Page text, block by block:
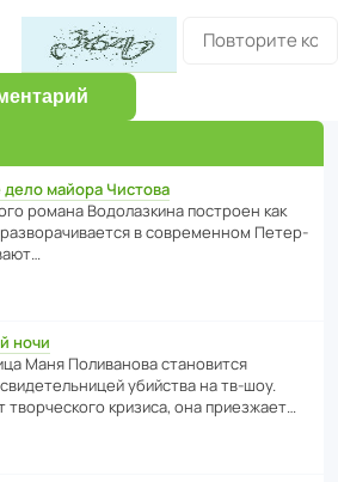
майора Чистова
романа Водо­ла­з­кина пост­роен как
разво­ра­чи­ва­ется в совре­менном Пете­р­
ночи
Маня Поли­ва­нова стано­вится
убийства на тв-шоу.
твор­че­с­кого кризиса, она приезжает…